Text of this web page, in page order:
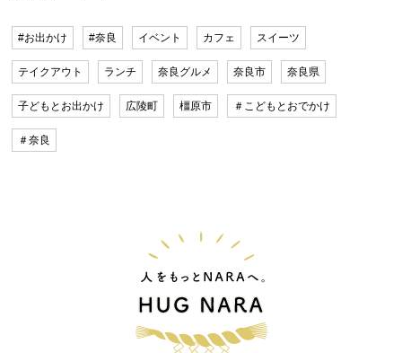
#お出かけ #奈良 イベント カフェ スイーツ
テイクアウト ランチ 奈良グルメ 奈良市 奈良県
子どもとお出かけ 広陵町 橿原市 ＃こどもとおでかけ
＃奈良